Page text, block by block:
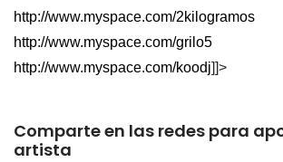
http://www.myspace.com/2kilogramos
http://www.myspace.com/grilo5
http://www.myspace.com/koodj]]>
Comparte en las redes para
artista